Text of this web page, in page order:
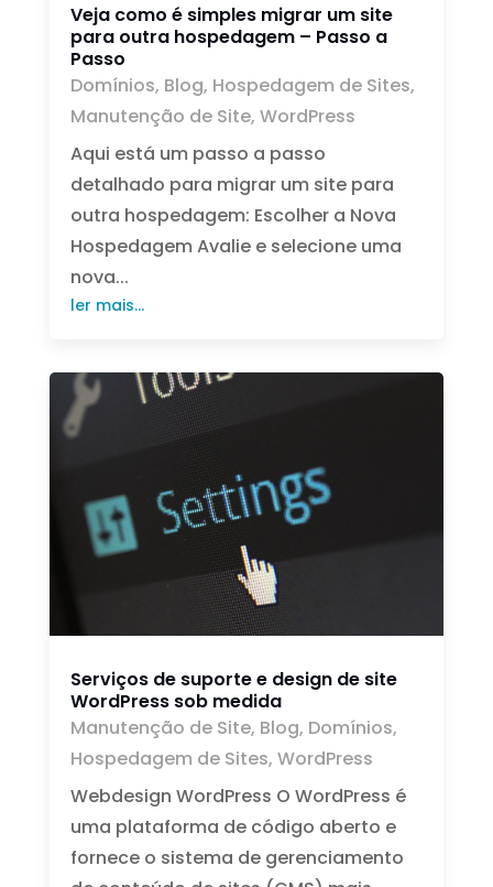
Veja como é simples migrar um site
para outra hospedagem – Passo a
Passo
Domínios, Blog, Hospedagem de Sites,
Manutenção de Site, WordPress
Aqui está um passo a passo
detalhado para migrar um site para
outra hospedagem: Escolher a Nova
Hospedagem Avalie e selecione uma
nova...
ler mais...
Serviços de suporte e design de site
WordPress sob medida
Manutenção de Site, Blog, Domínios,
Hospedagem de Sites, WordPress
Webdesign WordPress O WordPress é
uma plataforma de código aberto e
fornece o sistema de gerenciamento